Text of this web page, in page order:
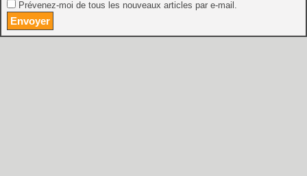
Prévenez-moi de tous les nouveaux articles par e-mail.